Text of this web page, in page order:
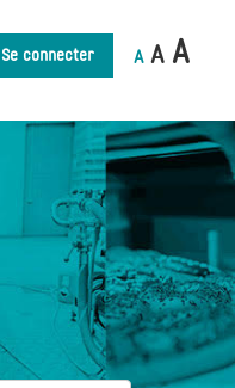
Se connecter A A A